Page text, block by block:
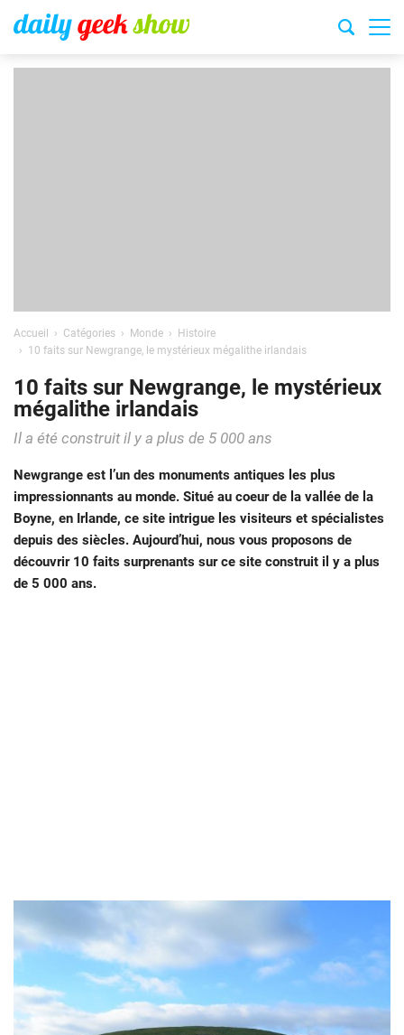
Accueil Catégories Monde
Histoire
10 faits sur Newgrange, le mystérieux mégalithe irlandais
10 faits sur Newgrange, le mystérieux
mégalithe irlandais
Il a été construit il y a plus de 5 000 ans
Newgrange est l’un des monuments antiques les plus
impressionnants au monde. Situé au coeur de la vallée de la
Boyne, en Irlande, ce site intrigue les visiteurs et spécialistes
depuis des siècles. Aujourd’hui, nous vous proposons de
découvrir 10 faits surprenants sur ce site construit il y a plus
de 5 000 ans.